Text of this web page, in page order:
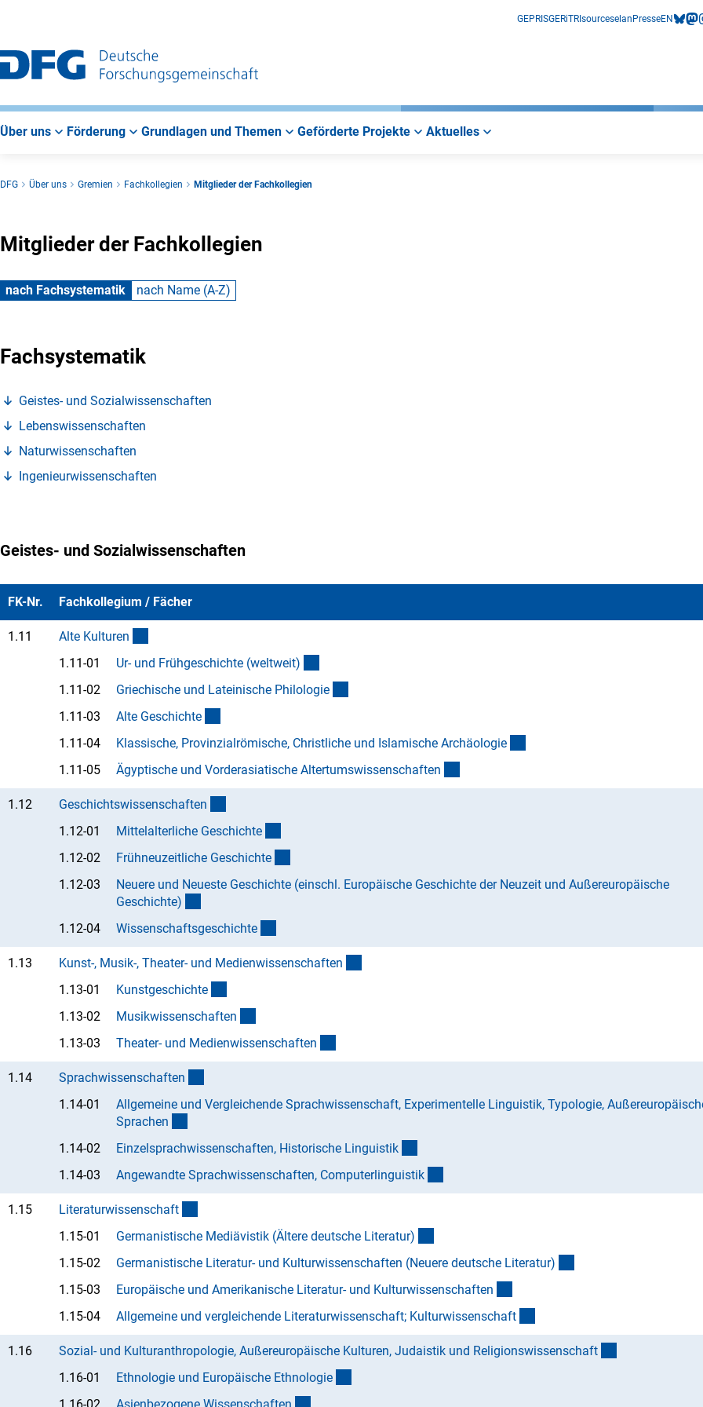
GEPRISGERiTRIsourceselan PresseEN
Über uns Förderung Grundlagen und Themen Geförderte Projekte Aktuelles
DFG Über uns Gremien Fachkollegien Mitglieder der Fachkollegien
Mitglieder der Fachkollegien
nach Fachsystematik nach Name (A-Z)
Fachsystematik
Geistes- und Sozialwissenschaften
Lebenswissenschaften
Naturwissenschaften
Ingenieurwissenschaften
Geistes- und Sozialwissenschaften
FK-Nr. Fachkollegium / Fächer
1.11 Alte Kulturen
1.11-01
Ur- und Frühgeschichte (weltweit)
1.11-02
Griechische und Lateinische Philologie
1.11-03
Alte Geschichte
1.11-04
Klassische, Provinzialrömische, Christliche und Islamische Archäologie
1.11-05
Ägyptische und Vorderasiatische Altertumswissenschaften
1.12 Geschichtswissenschaften
1.12-01
Mittelalterliche Geschichte
1.12-02
Frühneuzeitliche Geschichte
1.12-03
Neuere und Neueste Geschichte (einschl. Europäische Geschichte der Neuzeit und Außereuropäische
Geschichte)
1.12-04
Wissenschaftsgeschichte
1.13 Kunst-, Musik-, Theater- und Medienwissenschaften
1.13-01
Kunstgeschichte
1.13-02
Musikwissenschaften
1.13-03
Theater- und Medienwissenschaften
1.14 Sprachwissenschaften
1.14-01
Allgemeine und Vergleichende Sprachwissenschaft, Experimentelle Linguistik, Typologie,
Sprachen
1.14-02
Einzelsprachwissenschaften, Historische Linguistik
1.14-03
Angewandte Sprachwissenschaften, Computerlinguistik
1.15 Literaturwissenschaft
1.15-01
Germanistische Mediävistik (Ältere deutsche Literatur)
1.15-02
Germanistische Literatur- und Kulturwissenschaften (Neuere deutsche Literatur)
1.15-03
Europäische und Amerikanische Literatur- und Kulturwissenschaften
1.15-04
Allgemeine und vergleichende Literaturwissenschaft; Kulturwissenschaft
1.16 Sozial- und Kulturanthropologie, Außereuropäische Kulturen, Judaistik und Religionswissenschaft
1.16-01
Ethnologie und Europäische Ethnologie
1.16-02
Asienbezogene Wissenschaften